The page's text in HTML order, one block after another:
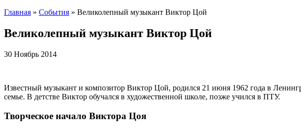
Главная » События » Великолепный музыкант Виктор Цой
Великолепный музыкант Виктор Цой
30 Ноябрь 2014
Известный музыкант и композитор Виктор Цой, родился 21 июня 1962 года в
семье. В детстве Виктор обучался в художественной школе, позже учился в ПТУ.
Творческое начало Виктора Цоя